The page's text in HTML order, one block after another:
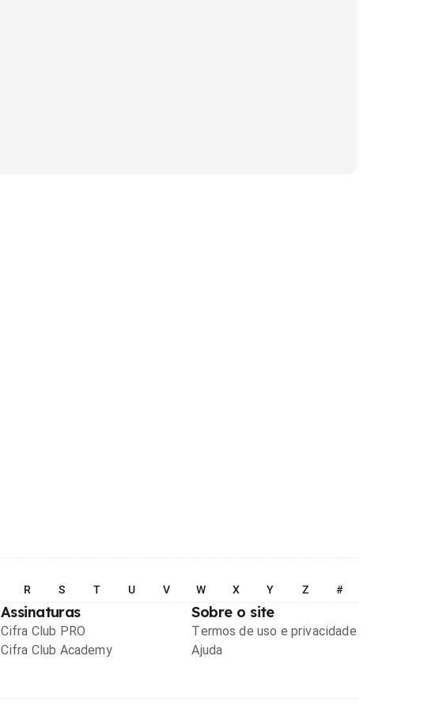
R S T U V W X Y Z #
Assinaturas
Cifra Club PRO
Cifra Club Academy
Sobre o site
Termos de uso e privacidade
Ajuda